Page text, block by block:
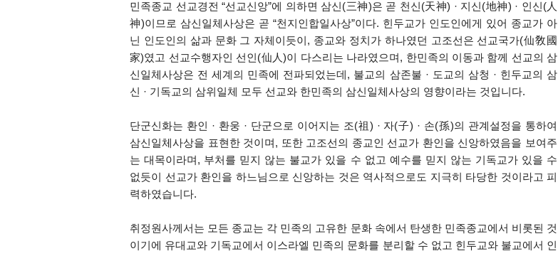
민족종교 선교경전 “선교신앙”에 의하면 삼신 (三神)은 곧 천신 (天神) · 지신 (地神) · 인신 (人
神)이므로 삼신일체사상은 곧 “천지인합일사상”이다. 힌두교가 인도인에게 있어 종교가 아
닌 인도인의 삶과 문화 그 자체이듯이 , 종교와 정치가 하나였던 고조선은 선교국가(仙敎國
家)였고 선교수행자인 선인 (仙人)이 다스리는 나라였으며, 한민족의 이동과 함께 선교의 삼
신일체사상은 전 세계의 민족에 전파되었는데 , 불교의 삼존불 · 도교의 삼청 · 힌두교의 삼
신 · 기독교의 삼위일체 모두 선교와 한민족의 삼신일체사상의 영향이라는 것입니다.
단군신화는 환인 · 환웅 · 단군으로 이어지는 조(祖 ) · 자(子) · 손(孫)의 관계설정을 통하여
삼신일체사상을 표현한 것이며 , 또한 고조선의 종교인 선교가 환인을 신앙하였음을 보여주
는 대목이라며 , 부처를 믿지 않는 불교가 있을 수 없고 예수를 믿지 않는 기독교가 있을 수
없듯이 선교가 환인을 하느님으로 신앙하는 것은 역사적으로도 지극히 타당한 것이라고 피
력하였습니다.
취정원사께서는 모든 종교는 각 민족의 고유한 문화 속에서 탄생한 민족종교에서 비롯된 것
이기에 유대교와 기독교에서 이스라엘 민족의 문화를 분리할 수 없고 힌두교와 불교에서 인